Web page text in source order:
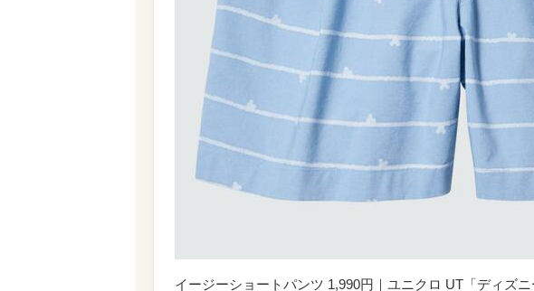
イージーショートパンツ 1,990円｜ユニクロ UT「ディズニ